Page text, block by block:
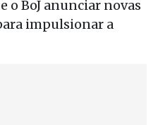
o BoJ anunciar novas
impulsionar a